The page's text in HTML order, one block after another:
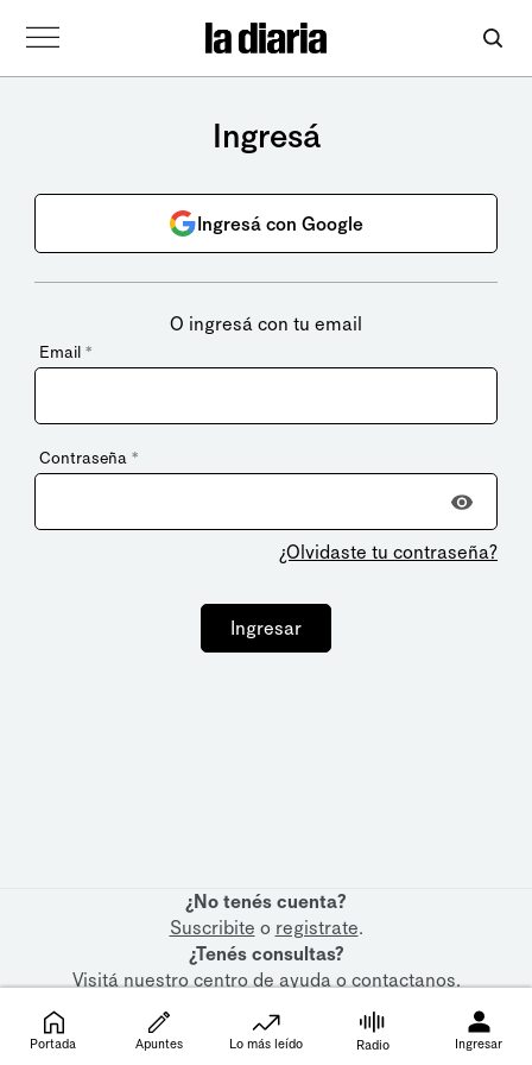
Ingresá
Ingresá con Google
O ingresá con tu email
Email *
Contraseña *
¿Olvidaste tu contraseña?
Ingresar
¿No tenés cuenta?
Suscribite o registrate.
¿Tenés consultas?
Visitá nuestrocentro de ayudaocontactanos.
Portada Apuntes Lo más leído Radio Ingresar